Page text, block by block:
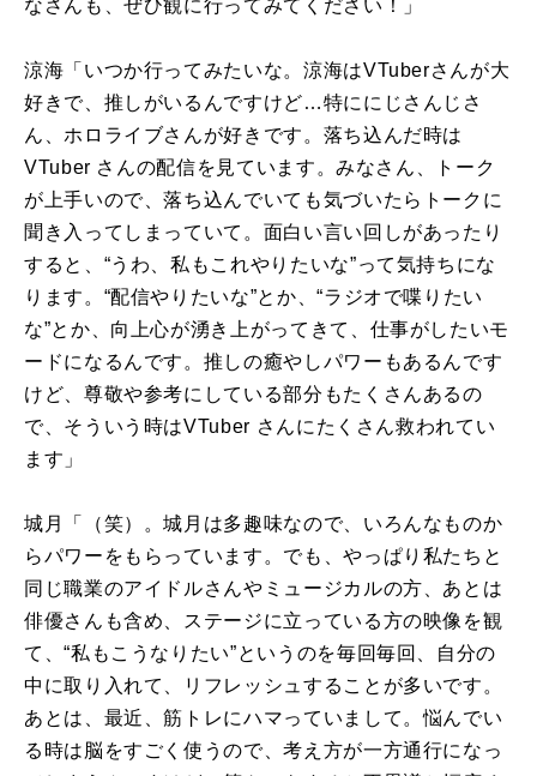
なさんも、ぜひ観に行ってみてください！」
涼海「いつか行ってみたいな。涼海はVTuberさんが大
好きで、推しがいるんですけど…特ににじさんじさ
ん、ホロライブさんが好きです。落ち込んだ時は
VTuber さんの配信を見ています。みなさん、トーク
が上手いので、落ち込んでいても気づいたらトークに
聞き入ってしまっていて。面白い言い回しがあったり
すると、“うわ、私もこれやりたいな”って気持ちにな
ります。“配信やりたいな”とか、“ラジオで喋りたい
な”とか、向上心が湧き上がってきて、仕事がしたいモ
ードになるんです。推しの癒やしパワーもあるんです
けど、尊敬や参考にしている部分もたくさんあるの
で、そういう時はVTuber さんにたくさん救われてい
ます」
城月「（笑）。城月は多趣味なので、いろんなものか
らパワーをもらっています。でも、やっぱり私たちと
同じ職業のアイドルさんやミュージカルの方、あとは
俳優さんも含め、ステージに立っている方の映像を観
て、“私もこうなりたい”というのを毎回毎回、自分の
中に取り入れて、リフレッシュすることが多いです。
あとは、最近、筋トレにハマっていまして。悩んでい
る時は脳をすごく使うので、考え方が一方通行になっ